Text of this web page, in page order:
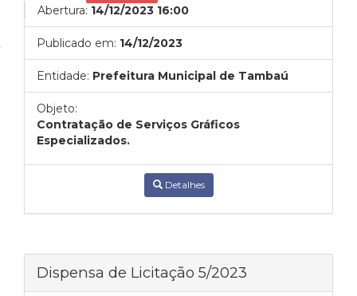
Abertura: 14/12/2023 16:00
Publicado em: 14/12/2023
Entidade: Prefeitura Municipal de Tambaú
Objeto:
Contratação de Serviços Gráficos
Especializados.
Detalhes
Dispensa de Licitação 5/2023